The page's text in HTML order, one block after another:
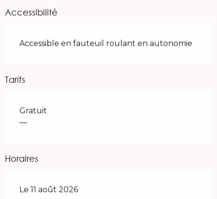
Accessibilité
Accessible en fauteuil roulant en autonomie
Tarifs
Gratuit
—
Horaires
Le 11 août 2026